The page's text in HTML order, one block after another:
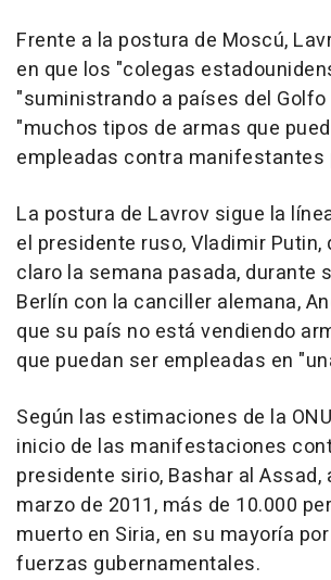
Frente a la postura de Moscú,
en que los "colegas
"suministrando a países del
"muchos tipos de armas que
empleadas contra
La postura de Lavrov sigue la
el presidente ruso, Vladimir Putin,
claro la semana pasada, durante
Berlín con la canciller alemana,
que su país no está vendiendo
que puedan ser empleadas en
Según las estimaciones de la
inicio de las manifestaciones
presidente sirio, Bashar al Assad,
marzo de 2011, más de 10.000
muerto en Siria, en su mayoría
fuerzas gubernamentales.